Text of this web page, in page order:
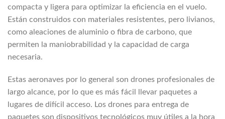
compacta y ligera para optimizar la eficiencia en el vuelo.
Están construidos con materiales resistentes, pero livianos,
como aleaciones de aluminio o fibra de carbono, que
permiten la maniobrabilidad y la capacidad de carga
necesaria.
Estas aeronaves por lo general son drones profesionales de
largo alcance, por lo que es más fácil llevar paquetes a
lugares de difícil acceso. Los drones para entrega de
paquetes son dispositivos tecnológicos muy útiles a la hora